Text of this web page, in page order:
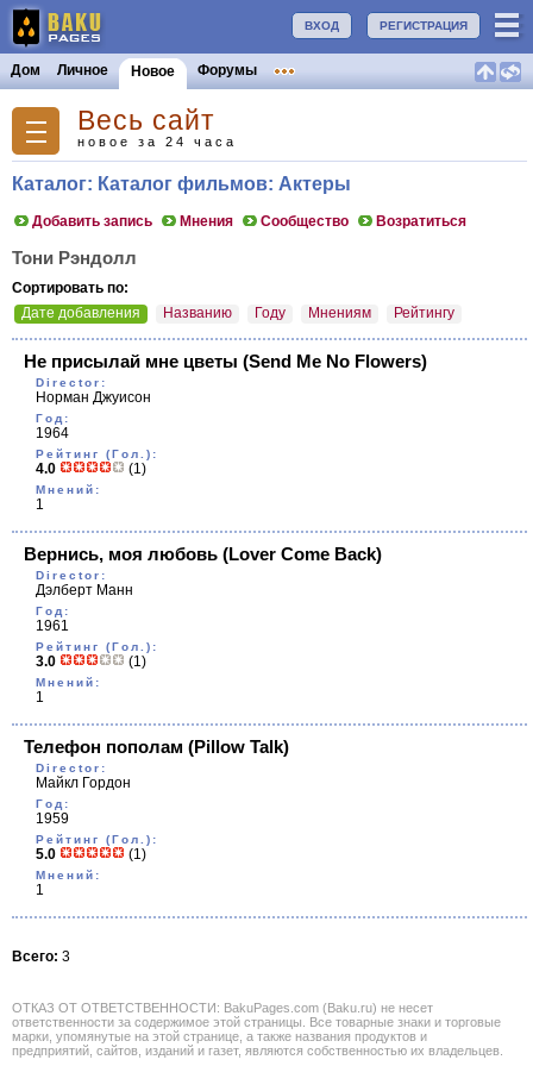
РЕГИСТРАЦИЯ
ВХОД
Дом Личное Новое Форумы
Весь сайт
новое за 24 часа
Каталог: Каталог фильмов: Актеры
Добавить запись Мнения Сообщество Возратиться
Тони Рэндолл
Сортировать по:
Дате добавления
Названию Году Мнениям Рейтингу
Не присылай мне цветы (Send Me No Flowers)
Director:
Норман Джуисон
Год:
1964
Рейтинг (Гол.):
4.0 (1)
Мнений:
1
Вернись, моя любовь (Lover Come Back)
Director:
Дэлберт Манн
Год:
1961
Рейтинг (Гол.):
3.0 (1)
Мнений:
1
Телефон пополам (Pillow Talk)
Director:
Майкл Гордон
Год:
1959
Рейтинг (Гол.):
5.0 (1)
Мнений:
1
Всего: 3
ОТКАЗ ОТ ОТВЕТСТВЕННОСТИ: BakuPages.com (Baku.ru) не несет
ответственности за содержимое этой страницы. Все товарные знаки и торговые
марки, упомянутые на этой странице, а также названия продуктов и
предприятий, сайтов, изданий и газет, являются собственностью их владельцев.